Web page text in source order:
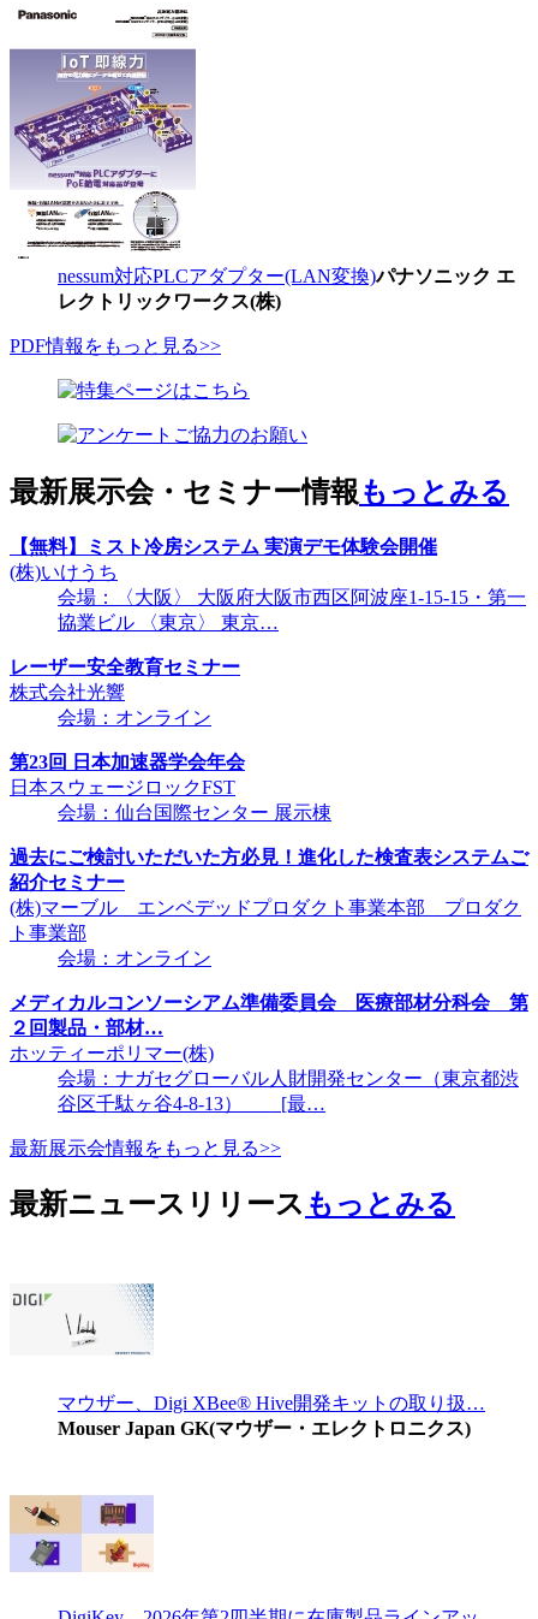
nessum対応PLCアダプター(LAN変換)パナソニック エ
レクトリックワークス(株)
PDF情報をもっと見る>>
最新展示会・セミナー情報もっとみる
【無料】ミスト冷房システム 実演デモ体験会開催
(株)いけうち
会場：〈大阪〉 大阪府大阪市西区阿波座1-15-15・第一
協業ビル 〈東京〉 東京…
レーザー安全教育セミナー
株式会社光響
会場：オンライン
第23回 日本加速器学会年会
日本スウェージロックFST
会場：仙台国際センター 展示棟
過去にご検討いただいた方必見！進化した検査表システムご
紹介セミナー
(株)マーブル エンベデッドプロダクト事業本部 プロダク
ト事業部
会場：オンライン
メディカルコンソーシアム準備委員会 医療部材分科会 第
２回製品・部材…
ホッティーポリマー(株)
会場：ナガセグローバル人財開発センター（東京都渋
谷区千駄ヶ谷4-8-13） [最…
最新展示会情報をもっと見る>>
最新ニュースリリース もっとみる
マウザー、Digi XBee® Hive開発キットの取り扱…
Mouser Japan GK(マウザー・エレクトロニクス)